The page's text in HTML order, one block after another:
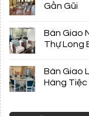
Gần Gũi
Bàn Giao
Thự Long
Bàn Giao
Hàng Tiệc